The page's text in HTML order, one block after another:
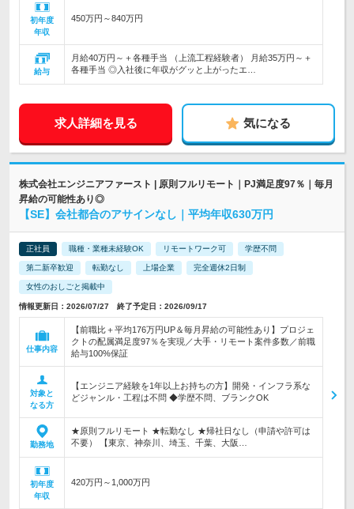
初年度
年収
450万円～840万円
給与
月給40万円～＋各種手当 （上流工程経験者） 月給35万円～＋
各種手当 ◎入社後に年収がグッと上がったエ…
求人詳細を見る 気になる
株式会社エンジニアファースト | 原則フルリモート｜PJ満足度97％｜毎月
昇給の可能性あり◎
【SE】会社都合のアサインなし｜平均年収630万円
正社員 職種・業種未経験OK リモートワーク可 学歴不問
第二新卒歓迎 転勤なし 上場企業 完全週休2日制
女性のおしごと掲載中
情報更新日：2026/07/27 終了予定日：2026/09/17
仕事内容
【前職比＋平均176万円UP＆毎月昇給の可能性あり】プロジェ
クトの配属満足度97％を実現／大手・リモート案件多数／前職
給与100%保証
対象と
なる方
【エンジニア経験を1年以上お持ちの方】開発・インフラ系な
どジャンル・工程は不問 ◆学歴不問、ブランクOK
勤務地
★原則フルリモート ★転勤なし ★帰社日なし（申請や許可は
不要） 【東京、神奈川、埼玉、千葉、大阪…
初年度
年収
420万円～1,000万円